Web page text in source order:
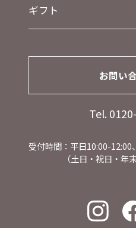
ギフト
お問い
Tel.
受付時間：平日10:00-12:00
（土日・祝日・年